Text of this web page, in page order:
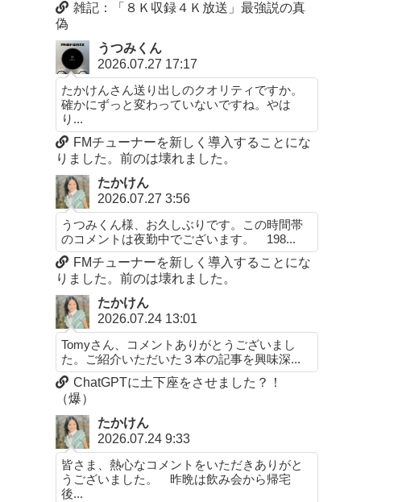
雑記：「８Ｋ収録４Ｋ放送」最強説の真
偽
うつみくん
2026.07.27 17:17
たかけんさん送り出しのクオリティですか。
確かにずっと変わっていないですね。やは
り...
FMチューナーを新しく導入することにな
りました。前のは壊れました。
たかけん
2026.07.27 3:56
うつみくん様、お久しぶりです。この時間帯
のコメントは夜勤中でございます。 198...
FMチューナーを新しく導入することにな
りました。前のは壊れました。
たかけん
2026.07.24 13:01
Tomyさん、コメントありがとうございまし
た。ご紹介いただいた３本の記事を興味深...
ChatGPTに土下座をさせました？！
（爆）
たかけん
2026.07.24 9:33
皆さま、熱心なコメントをいただきありがと
うございました。 昨晩は飲み会から帰宅
後...